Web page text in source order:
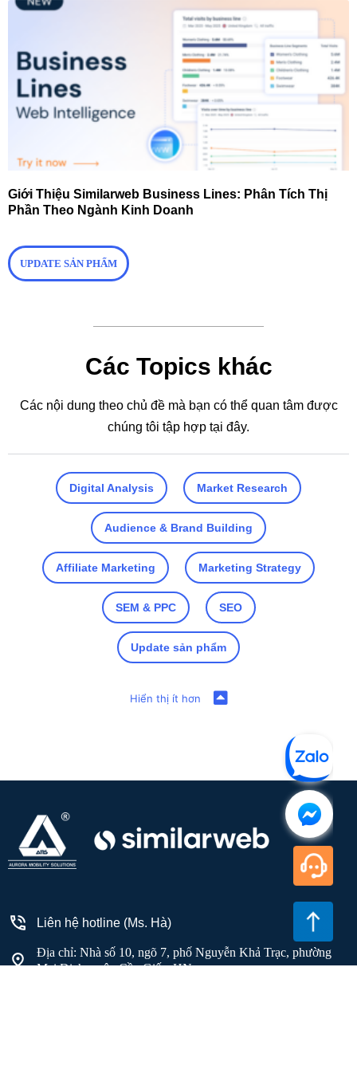
UPDATE SẢN PHẨM
Giới Thiệu Similarweb Business Lines: Phân Tích Thị
Phần Theo Ngành Kinh Doanh
Các Topics khác
Các nội dung theo chủ đề mà bạn có thể quan tâm được
chúng tôi tập hợp tại đây.
Digital Analysis Market Research
Audience & Brand Building
Affiliate Marketing Marketing Strategy
SEM & PPC SEO
Update sản phẩm
Liên hệ hotline (Ms. Hà)
Địa chỉ: Nhà số 10, ngõ 7, phố Nguyễn Khả Trạc, phường
Mai Dịch, quận Cầu Giấy, HN